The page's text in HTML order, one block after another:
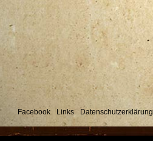
Facebook Links Datenschutzerklärung